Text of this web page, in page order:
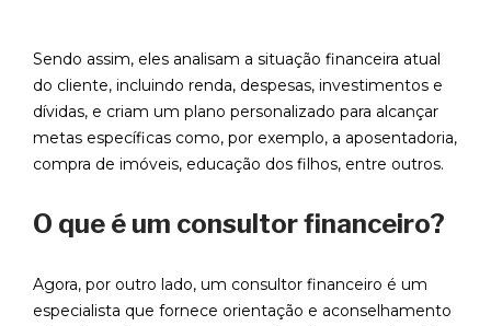
Sendo assim, eles analisam a situação financeira atual
do cliente, incluindo renda, despesas, investimentos e
dívidas, e criam um plano personalizado para alcançar
metas específicas como, por exemplo, a aposentadoria,
compra de imóveis, educação dos filhos, entre outros.
O que é um consultor financeiro?
Agora, por outro lado, um consultor financeiro é um
especialista que fornece orientação e aconselhamento